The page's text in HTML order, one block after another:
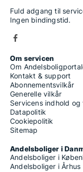
Fuld adgang til
Ingen bindingstid.
Om servicen
Om
Kontakt & support
Abonnementsvilkår
Generelle vilkår
Servicens indhold
Datapolitik
Cookiepolitik
Sitemap
Andelsboliger i
Andelsboliger i
Andelsboliger i Århus